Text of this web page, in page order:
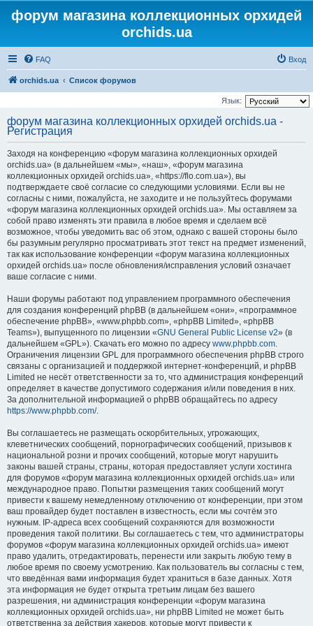
форум магазина коллекционных орхидей
orchids.ua
FAQ Вход
orchids.ua Список форумов
Язык:
форум магазина коллекционных орхидей orchids.ua -
Регистрация
Заходя на конференцию «форум магазина коллекционных орхидей
orchids.ua» (в дальнейшем «мы», «наш», «форум магазина
коллекционных орхидей orchids.ua», «https://flo.com.ua»), вы
подтверждаете своё согласие со следующими условиями. Если вы не
согласны с ними, пожалуйста, не заходите и не пользуйтесь форумами
«форум магазина коллекционных орхидей orchids.ua». Мы оставляем за
собой право изменять эти правила в любое время и сделаем всё
возможное, чтобы уведомить вас об этом, однако с вашей стороны было
бы разумным регулярно просматривать этот текст на предмет изменений,
так как использование конференции «форум магазина коллекционных
орхидей orchids.ua» после обновления/исправления условий означает
ваше согласие с ними.
Наши форумы работают под управлением программного обеспечения
для создания конференций phpBB (в дальнейшем «они», «программное
обеспечение phpBB», «www.phpbb.com», «phpBB Limited», «phpBB
Teams»), выпущенного по лицензии «GNU General Public License v2» (в
дальнейшем «GPL»). Скачать его можно по адресу www.phpbb.com.
Ограничения лицензии GPL для программного обеспечения phpBB строго
связаны с организацией и поддержкой интернет-конференций, и phpBB
Limited не несёт ответственности за то, что администрация конференций
определяет в качестве допустимого содержания и/или поведения в них.
За дополнительной информацией о phpBB обращайтесь по адресу
https://www.phpbb.com/.
Вы соглашаетесь не размещать оскорбительных, угрожающих,
клеветнических сообщений, порнографических сообщений, призывов к
национальной розни и прочих сообщений, которые могут нарушить
законы вашей страны, страны, которая предоставляет услуги хостинга
для форумов «форум магазина коллекционных орхидей orchids.ua» или
международное право. Попытки размещения таких сообщений могут
привести к вашему немедленному отключению от конференции, при этом
ваш провайдер будет поставлен в известность, если мы сочтём это
нужным. IP-адреса всех сообщений сохраняются для возможности
проведения такой политики. Вы соглашаетесь с тем, что администраторы
форумов «форум магазина коллекционных орхидей orchids.ua» имеют
право удалить, отредактировать, перенести или закрыть любую тему в
любое время по своему усмотрению. Как пользователь вы согласны с тем,
что введённая вами информация будет храниться в базе данных. Хотя
эта информация не будет открыта третьим лицам без вашего
разрешения, ни администрация конференции «форум магазина
коллекционных орхидей orchids.ua», ни phpBB Limited не может быть
ответственна за действия хакеров, которые могут привести к